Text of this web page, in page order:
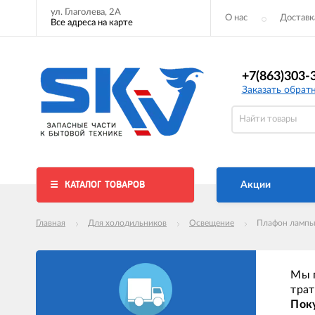
ул. Глаголева, 2А
Все адреса на карте
О нас
+7(863)303-
Заказать
КАТАЛОГ ТОВАРОВ Акции
Главная Для холодильников Освещение Плафон
Мы